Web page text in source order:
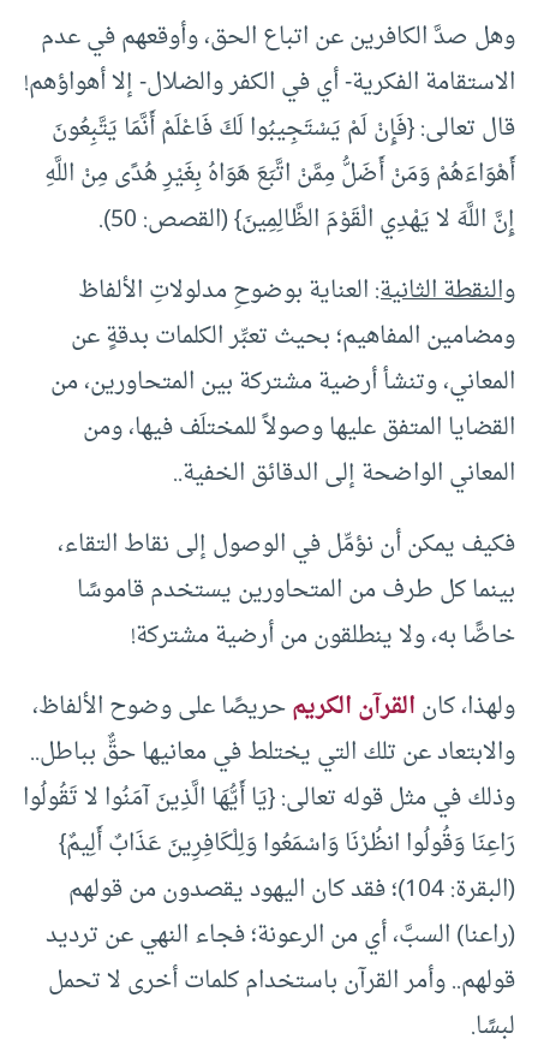
وهل صدَّ الكافرين عن اتباع الحق، وأوقعهم في عدم
الاستقامة الفكرية- أي في الكفر والضلال- إلا أهواؤهم!
قال تعالى: {فَإِنْ لَمْ يَسْتَجِيبُوا لَكَ فَاعْلَمْ أَنَّمَا يَتَّبِعُونَ
أَهْوَاءَهُمْ وَمَنْ أَضَلُّ مِمَّنْ اتَّبَعَ هَوَاهُ بِغَيْرِ هُدًى مِنْ اللَّهِ
إِنَّ اللَّهَ لا يَهْدِي الْقَوْمَ الظَّالِمِينَ} (القصص: 50).
والنقطة الثانية:العناية بوضوحِ مدلولاتِ الألفاظ
ومضامين المفاهيم؛ بحيث تعبِّر الكلمات بدقةٍ عن
المعاني، وتنشأ أرضية مشتركة بين المتحاورين، من
القضايا المتفق عليها وصولاً للمختلَف فيها، ومن
المعاني الواضحة إلى الدقائق الخفية..
فكيف يمكن أن نؤمِّل في الوصول إلى نقاط التقاء،
بينما كل طرف من المتحاورين يستخدم قاموسًا
خاصًّا به، ولا ينطلقون من أرضية مشتركة!
ولهذا، كانالقرآن الكريمحريصًا على وضوح الألفاظ،
والابتعاد عن تلك التي يختلط في معانيها حقٌّ بباطل..
وذلك في مثل قوله تعالى: {يَا أَيُّهَا الَّذِينَ آمَنُوا لا تَقُولُوا
رَاعِنَا وَقُولُوا انظُرْنَا وَاسْمَعُوا وَلِلْكَافِرِينَ عَذَابٌ أَلِيمٌ}
(البقرة: 104)؛ فقد كان اليهود يقصدون من قولهم
(راعنا) السبَّ، أي من الرعونة؛ فجاء النهي عن ترديد
قولهم.. وأمر القرآن باستخدام كلمات أخرى لا تحمل
لبسًا.